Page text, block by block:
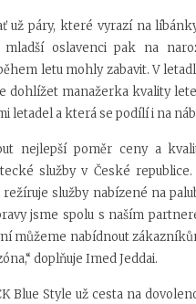
už páry, které vyrazí na
oslavenci pak na
letu mohly zabavit. V
dohlížet manažerka kvality
letadel a která se podílí i na
nejlepší poměr ceny a
služby v České
služby nabízené na
jsme spolu s naším
můžeme nabídnout
doplňuje Imed Jeddai.
Blue Style už cesta na